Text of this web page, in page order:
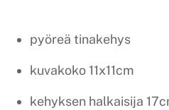
pyöreä tinakehys
kuvakoko 11x11cm
kehyksen halkaisija